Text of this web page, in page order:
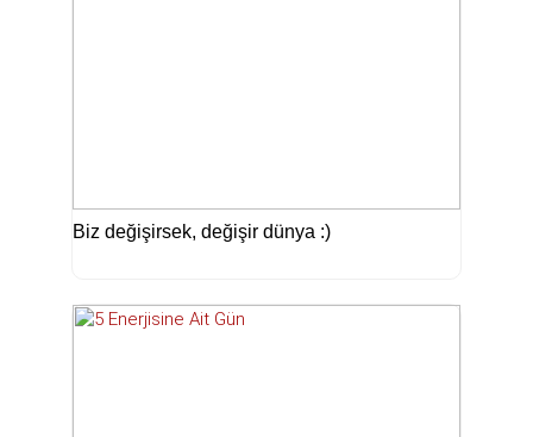
Biz değişirsek, değişir dünya :)